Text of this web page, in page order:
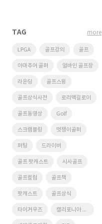
TAG
LPGA 골프강의 골프
아마추어 골퍼 얼바인 골프장
라운딩 골프스윙
골프상식사전 로리맥길로이
골프동영상 Golf
스크램블링 멋쟁이골퍼
퍼팅 드라이버
골프 팟캐스트 시사골프
골프컬럼 골프책
팟캐스트 골프상식
타이거우즈 캘리포니아 골프장
more